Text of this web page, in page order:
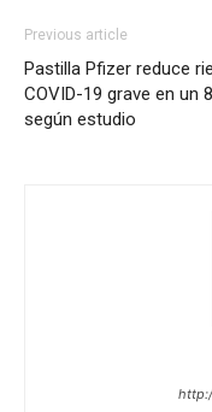
Previous article
Pastilla Pfizer reduce
COVID-19 grave en un
según estudio